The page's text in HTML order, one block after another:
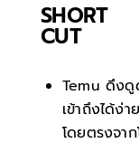
SHORT
CUT
Temu ดึงดู
เข้าถึงได้ง่
โดยตรงจา